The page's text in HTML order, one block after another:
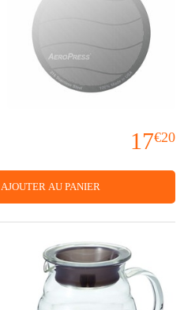
17€20
AJOUTER AU PANIER